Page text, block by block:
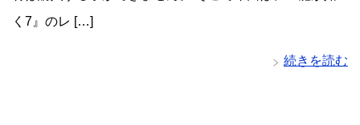
く7』のレ […]
続きを読む